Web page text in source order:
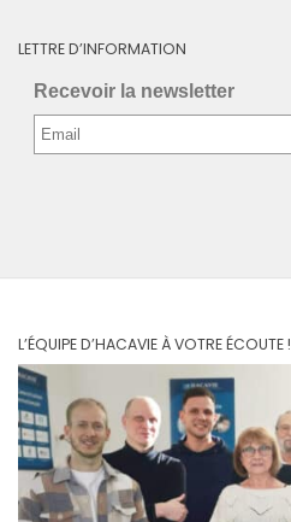
LETTRE D’INFORMATION
Recevoir la newsletter
L’ÉQUIPE D’HACAVIE À VOTRE ÉCOUTE !